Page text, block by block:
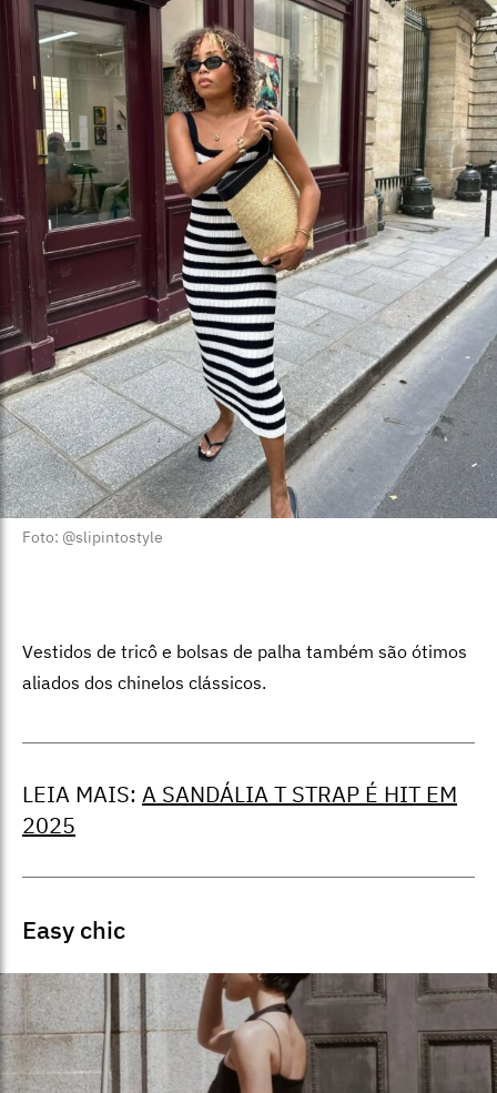
Foto: @slipintostyle
Vestidos de tricô e bolsas de palha também são ótimos
aliados dos chinelos clássicos.
LEIA MAIS: A SANDÁLIA T STRAP É HIT EM
2025
Easy chic